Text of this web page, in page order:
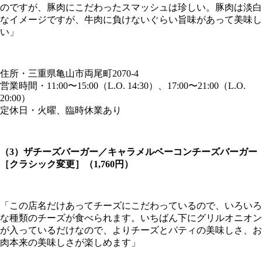
のですが、豚肉にこだわったスマッシュは珍しい。豚肉は淡白
なイメージですが、牛肉に負けないぐらい旨味があって美味し
い」
住所・三重県亀山市両尾町2070-4
営業時間・11:00〜15:00（L.O. 14:30）、17:00〜21:00（L.O.
20:00）
定休日・火曜、臨時休業あり
（3）ザチーズバーガー／キャラメルベーコンチーズバーガー
［クラシック変更］（1,760円）
「この店名だけあってチーズにこだわっているので、いろいろ
な種類のチーズが食べられます。いちばん下にグリルオニオン
が入っているだけなので、よりチーズとパティの美味しさ、お
肉本来の美味しさが楽しめます」